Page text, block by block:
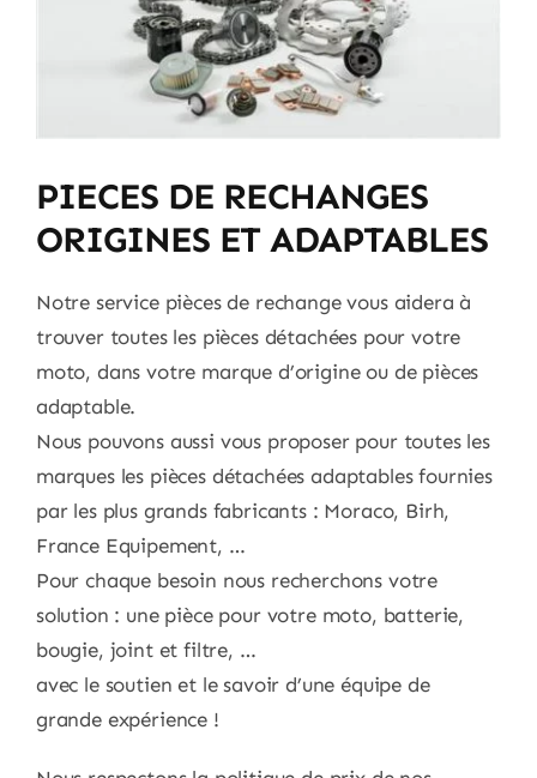
PIECES DE RECHANGES
ORIGINES ET ADAPTABLES
Notre service pièces de rechange vous aidera à
trouver toutes les pièces détachées pour votre
moto, dans votre marque d’origine ou de pièces
adaptable.
Nous pouvons aussi vous proposer pour toutes les
marques les pièces détachées adaptables fournies
par les plus grands fabricants : Moraco, Birh,
France Equipement, …
Pour chaque besoin nous recherchons votre
solution : une pièce pour votre moto, batterie,
bougie, joint et filtre, …
avec le soutien et le savoir d’une équipe de
grande expérience !